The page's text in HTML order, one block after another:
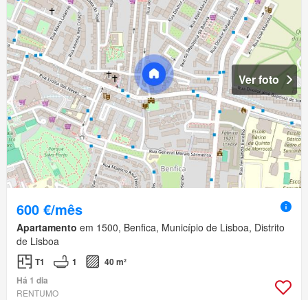
Ver foto
600 €/mês
Apartamento em 1500, Benfica, Município de Lisboa, Distrito
de Lisboa
T1 1
40 m²
Há 1 dia
RENTUMO